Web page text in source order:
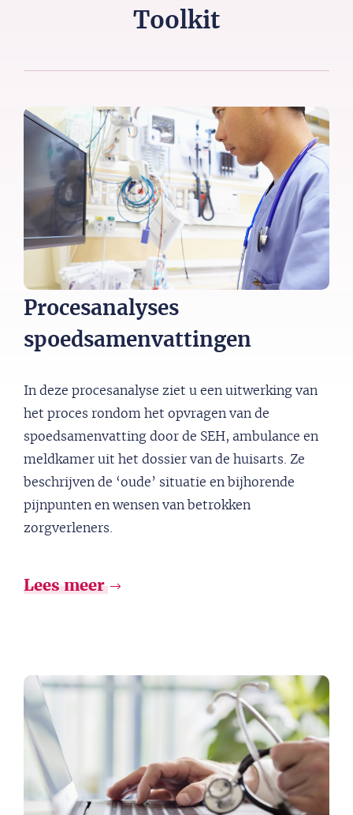
Toolkit
Procesanalyses
spoedsamenvattingen
In deze procesanalyse ziet u een uitwerking van
het proces rondom het opvragen van de
spoedsamenvatting door de SEH, ambulance en
meldkamer uit het dossier van de huisarts. Ze
beschrijven de ‘oude’ situatie en bijhorende
pijnpunten en wensen van betrokken
zorgverleners.
Lees meer